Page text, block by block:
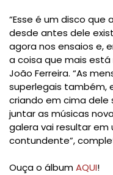
“Esse é um disco
desde antes dele
agora nos ensaios e,
a coisa que mais está
João Ferreira. “As
superlegais também,
criando em cima dele
juntar as músicas
galera vai resultar
contundente”,
Ouça o álbumAQUI!